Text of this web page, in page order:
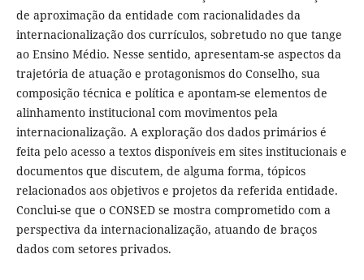
de aproximação da entidade com racionalidades da
internacionalização dos currículos, sobretudo no que tange
ao Ensino Médio. Nesse sentido, apresentam-se aspectos da
trajetória de atuação e protagonismos do Conselho, sua
composição técnica e política e apontam-se elementos de
alinhamento institucional com movimentos pela
internacionalização. A exploração dos dados primários é
feita pelo acesso a textos disponíveis em sites institucionais e
documentos que discutem, de alguma forma, tópicos
relacionados aos objetivos e projetos da referida entidade.
Conclui-se que o CONSED se mostra comprometido com a
perspectiva da internacionalização, atuando de braços
dados com setores privados.